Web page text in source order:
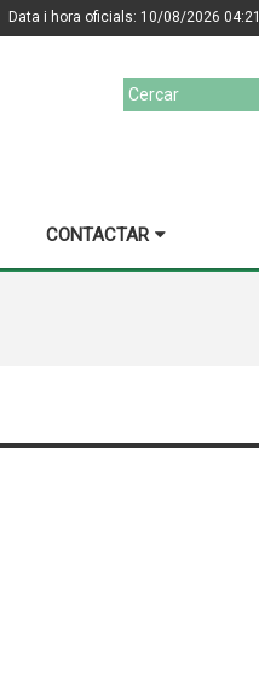
Data i hora oficials: 10/08/2026 04:21
CONTACTAR